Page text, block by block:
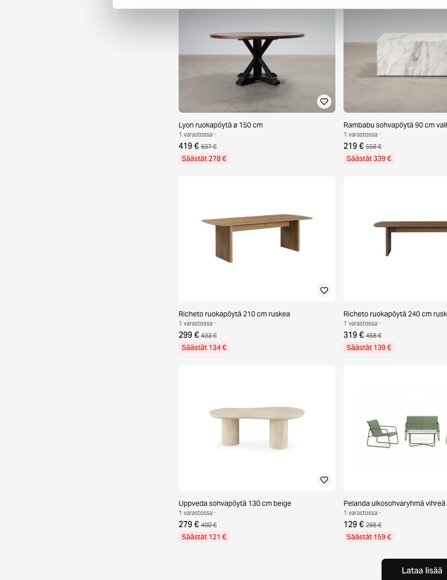
Lyon ruokapöytä ø 150 cm
1 varastossa ·
419 € 697 €
Säästät 278 €
Rambabu sohvapöytä 90 cm
1 varastossa ·
219 € 558 €
Säästät 339 €
Richeto ruokapöytä 210 cm ruskea
1 varastossa ·
299 € 433 €
Säästät 134 €
Richeto ruokapöytä 240 cm
1 varastossa ·
319 € 458 €
Säästät 139 €
Uppveda sohvapöytä 130 cm beige
1 varastossa ·
279 € 400 €
Säästät 121 €
Pelanda ulkosohvaryhmä vihreä
1 varastossa ·
129 € 288 €
Säästät 159 €
Lataa lisää